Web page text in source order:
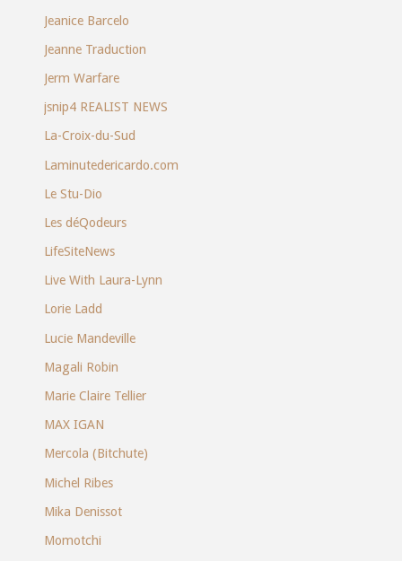
Jeanice Barcelo
Jeanne Traduction
Jerm Warfare
jsnip4 REALIST NEWS
La-Croix-du-Sud
Laminutedericardo.com
Le Stu-Dio
Les déQodeurs
LifeSiteNews
Live With Laura-Lynn
Lorie Ladd
Lucie Mandeville
Magali Robin
Marie Claire Tellier
MAX IGAN
Mercola (Bitchute)
Michel Ribes
Mika Denissot
Momotchi